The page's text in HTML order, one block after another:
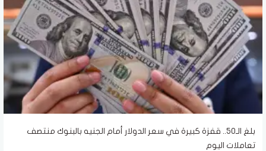
بلغ الـ50.. قفزة كبيرة في سعر الدولار أمام الجنيه بالبنوك منتصف
تعاملات اليوم